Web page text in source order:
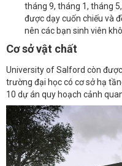
tháng 9, tháng 1, tháng
được dạy cuốn chiếu và
nên các bạn sinh viên
Cơ sở vật chất
University of Salford còn
trường đại học có cơ sở hạ
10 dự án quy hoạch cảnh